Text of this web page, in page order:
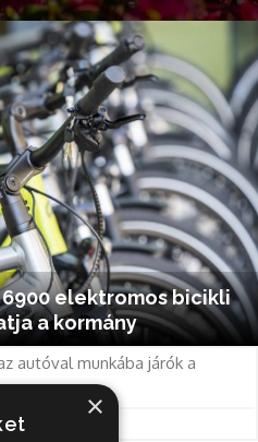
6900 elektromos bicikli
a kormány
autóval munkába járók a
át.
×